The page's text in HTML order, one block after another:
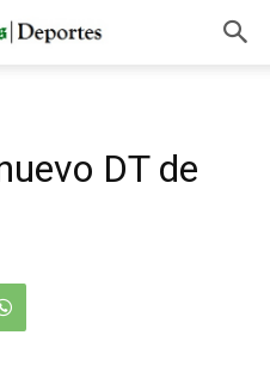
DT de